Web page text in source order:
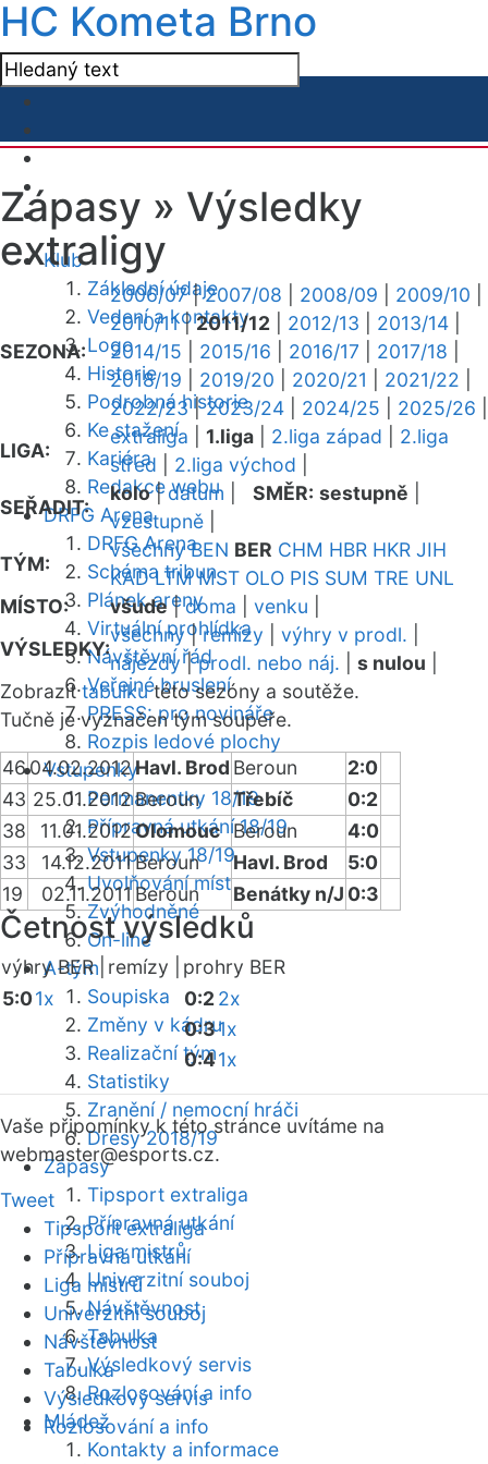
HC Kometa Brno
Klub
Základní údaje
Vedení a kontakty
Logo
Historie
Podrobná historie
Ke stažení
Kariéra
Redakce webu
DRFG Arena
DRFG Arena
Schéma tribun
Plánek areny
Virtuální prohlídka
Návštěvní řád
Veřejné bruslení
PRESS: pro novináře
Rozpis ledové plochy
Vstupenky
Permanentky 18/19
Přípravná utkání 18/19
Vstupenky 18/19
Uvolňování míst
Zvýhodněné
On-line
A-tým
Soupiska
Změny v kádru
Realizační tým
Statistiky
Zranění / nemocní hráči
Dresy 2018/19
Zápasy
Tipsport extraliga
Přípravná utkání
Liga mistrů
Univerzitní souboj
Návštěvnost
Tabulka
Výsledkový servis
Rozlosování a info
Mládež
Kontakty a informace
Zápasy » Výsledky
extraligy
SEZONA:
2006/07|2007/08 2008/09 2009/10
2010/11|2011/12 2012/13 2013/14
2014/15
2015/16 2016/17 2017/18
2018/19
2019/20 2020/21 2021/22
2022/23|2023/24 2024/25 2025/26
LIGA:
extraliga 1.liga 2.liga západ
2.liga
střed
2.liga východ
SEŘADIT:
kolo|datum SMĚR: sestupně
vzestupně
TÝM:
všechny BEN BER CHM HBR HKR JIH
KAD LTM MST OLO PIS SUM TRE UNL
MÍSTO:
všude|doma venku
VÝSLEDKY:
všechny|remízy výhry v prodl.
nájezdy|prodl. nebo náj. s nulou
Zobrazittabulkutéto sezóny a soutěže.
Tučně je vyznačen tým soupeře.
4604.02.2012Havl. Brod Beroun
2:0
43 25.01.2012Beroun Třebíč
0:2
38
11.01.2012Olomouc Beroun
4:0
33
14.12.2011Beroun Havl. Brod
5:0
19
02.11.2011Beroun Benátky n/J 0:3
Četnost výsledků
výhry BER | remízy |
prohry BER
5:01x 0:22x
0:31x
0:41x
Vaše připomínky k této stránce uvítáme na
webmaster@esports.cz.
Tweet
Tipsport extraliga
Přípravná utkání
Liga mistrů
Univerzitní souboj
Návštěvnost
Tabulka
Výsledkový servis
Rozlosování a info